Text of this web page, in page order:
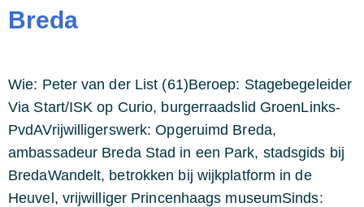
Breda
Wie: Peter van der List (61)Beroep: Stagebegeleider
Via Start/ISK op Curio, burgerraadslid GroenLinks-
PvdAVrijwilligerswerk: Opgeruimd Breda,
ambassadeur Breda Stad in een Park, stadsgids bij
BredaWandelt, betrokken bij wijkplatform in de
Heuvel, vrijwilliger Princenhaags museumSinds: